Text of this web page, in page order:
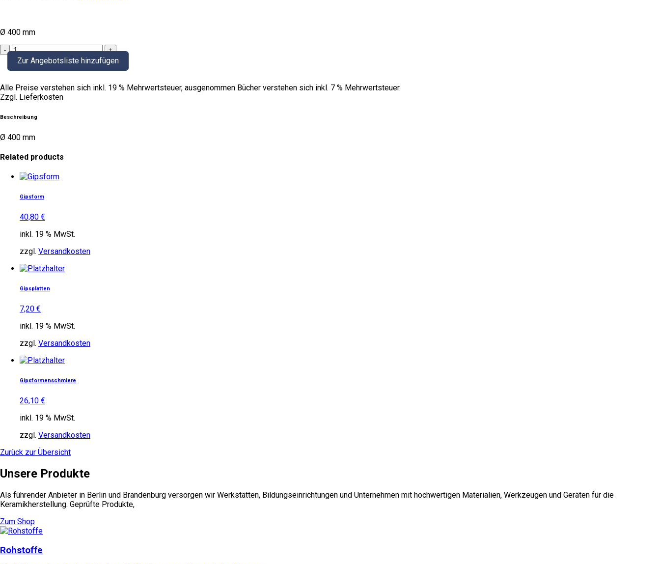
Ø 400 mm
Gipsplatten
quantityZur Angebotsliste hinzufügen
Alle Preise verstehen sich inkl. 19 % Mehrwertsteuer, ausgenommen Bücher verstehen sich inkl. 7 % Mehrwertsteuer.
Zzgl. Lieferkosten
Beschreibung
Ø 400 mm
Related products
Gipsform
40,80 €
inkl. 19 % MwSt.
zzgl. Versandkosten
Gipsplatten
7,20 €
inkl. 19 % MwSt.
zzgl. Versandkosten
Gipsformenschmiere
26,10 €
inkl. 19 % MwSt.
zzgl. Versandkosten
Zurück zur Übersicht
Unsere Produkte
Als führender Anbieter in Berlin und Brandenburg versorgen wir Werkstätten, Bildungseinrichtungen und Unternehmen mit hochwertigen Materialien, Werkzeugen und Geräten für die
Keramikherstellung. Geprüfte Produkte,
Zum Shop
Rohstoffe